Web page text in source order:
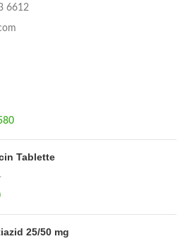
6612
Tablette
25/50 mg